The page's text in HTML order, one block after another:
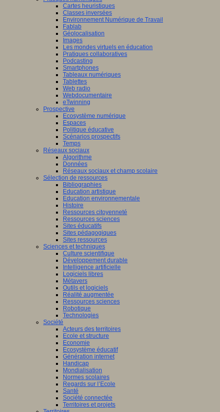
Cartes heuristiques
Classes inversées
Environnement Numérique de Travail
Fablab
Géolocalisation
Images
Les mondes virtuels en éducation
Pratiques collaboratives
Podcasting
Smartphones
Tableaux numériques
Tablettes
Web radio
Webdocumentaire
eTwinning
Prospective
Ecosystème numérique
Espaces
Politique éducative
Scénarios prospectifs
Temps
Réseaux sociaux
Algorithme
Données
Réseaux sociaux et champ scolaire
Sélection de ressources
Bibliographies
Education artistique
Education environnementale
Histoire
Ressources citoyenneté
Ressources sciences
Sites éducatifs
Sites pédagogiques
Sites ressources
Sciences et techniques
Culture scientifique
Développement durable
Intelligence artificielle
Logiciels libres
Métavers
Outils et logiciels
Réalité augmentée
Ressources sciences
Robotique
Technologies
Société
Acteurs des territoires
Ecole et structure
Economie
Ecosystème éducatif
Génération internet
Handicap
Mondialisation
Normes scolaires
Regards sur l’Ecole
Santé
Société connectée
Territoires et projets